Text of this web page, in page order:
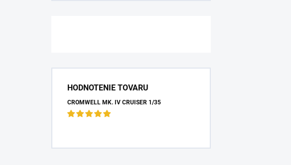
HODNOTENIE TOVARU
CROMWELL MK. IV CRUISER 1/35